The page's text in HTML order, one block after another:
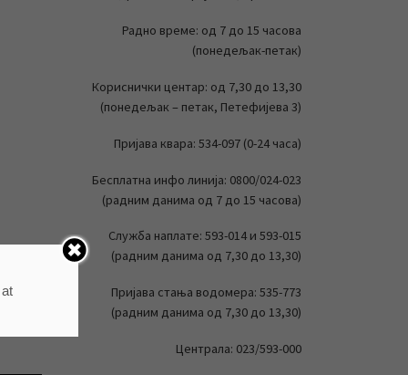
Радно време: од 7 до 15 часова
(понедељак-петак)
Кориснички центар: од 7,30 до 13,30
(понедељак – петак, Петефијева 3)
Пријава квара: 534-097 (0-24 часа)
Бесплатна инфо линија: 0800/024-023
(радним данима од 7 до 15 часова)
Служба наплате: 593-014 и 593-015
(радним данима од 7,30 до 13,30)
Пријава стања водомера: 535-773
(радним данима од 7,30 до 13,30)
Централа: 023/593-000